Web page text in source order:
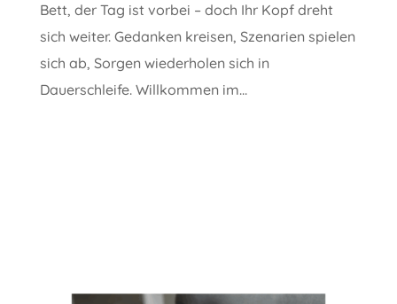
Bett, der Tag ist vorbei – doch Ihr Kopf dreht
sich weiter. Gedanken kreisen, Szenarien spielen
sich ab, Sorgen wiederholen sich in
Dauerschleife. Willkommen im...